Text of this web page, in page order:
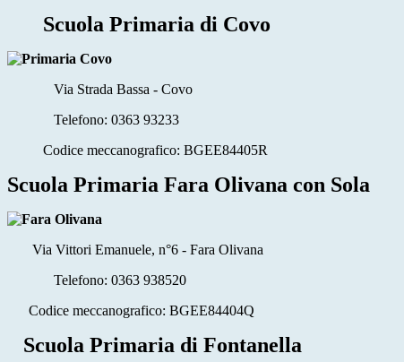
Scuola Primaria di Covo
Via Strada Bassa - Covo
Telefono: 0363 93233
Codice meccanografico: BGEE84405R
Scuola Primaria Fara Olivana con Sola
Via Vittori Emanuele, n°6 - Fara Olivana
Telefono: 0363 938520
Codice meccanografico: BGEE84404Q
Scuola Primaria di Fontanella